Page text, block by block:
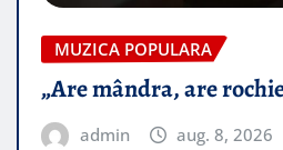
MUZICA POPULARA
„Are mândra, are
admin aug. 8, 2026